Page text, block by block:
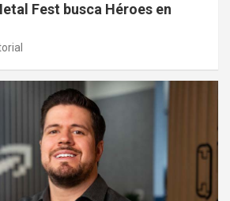
Fest busca Héroes en